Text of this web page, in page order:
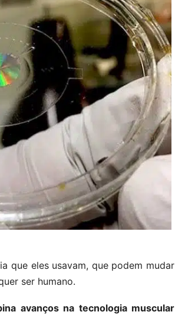
que eles usavam, que podem mudar
ser humano.
avanços na tecnologia muscular